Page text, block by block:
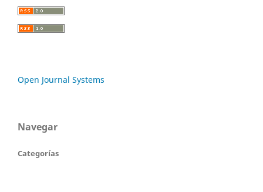
Open Journal Systems
Navegar
Categorías